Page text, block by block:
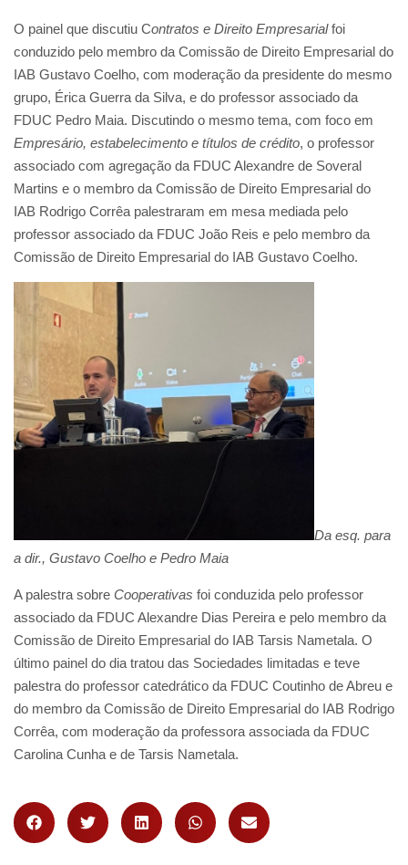
O painel que discutiu Contratos e Direito Empresarialfoi
conduzido pelo membro da Comissão de Direito Empresarial do
IAB Gustavo Coelho, com moderação da presidente do mesmo
grupo, Érica Guerra da Silva, e do professor associado da
FDUC Pedro Maia. Discutindo o mesmo tema, com foco em
Empresário, estabelecimento e títulos de crédito, o professor
associado com agregação da FDUC Alexandre de Soveral
Martins e o membro da Comissão de Direito Empresarial do
IAB Rodrigo Corrêa palestraram em mesa mediada pelo
professor associado da FDUC João Reis e pelo membro da
Comissão de Direito Empresarial do IAB Gustavo Coelho.
Da esq. para
a dir., Gustavo Coelho e Pedro Maia
A palestra sobre Cooperativas foi conduzida pelo professor
associado da FDUC Alexandre Dias Pereira e pelo membro da
Comissão de Direito Empresarial do IAB Tarsis Nametala. O
último painel do dia tratou das Sociedades limitadas e teve
palestra do professor catedrático da FDUC Coutinho de Abreu e
do membro da Comissão de Direito Empresarial do IAB Rodrigo
Corrêa, com moderação da professora associada da FDUC
Carolina Cunha e de Tarsis Nametala.